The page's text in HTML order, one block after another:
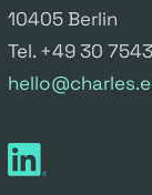
10405 Berlin
Tel. +49 30